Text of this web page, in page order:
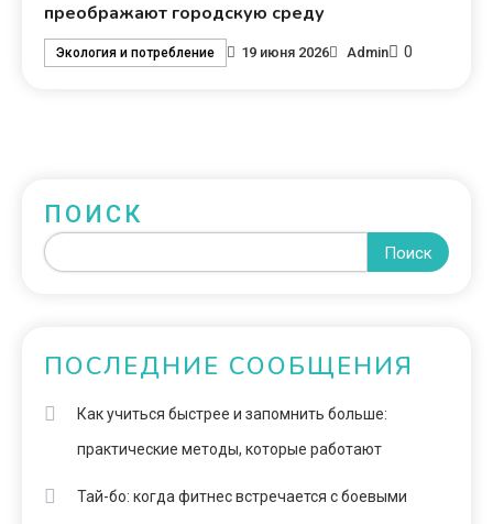
преображают городскую среду
Экология и потребление 19 июня 2026 Admin 0
ПОИСК
Поиск
ПОСЛЕДНИЕ СООБЩЕНИЯ
Как учиться быстрее и запомнить больше:
практические методы, которые работают
Тай-бо: когда фитнес встречается с боевыми